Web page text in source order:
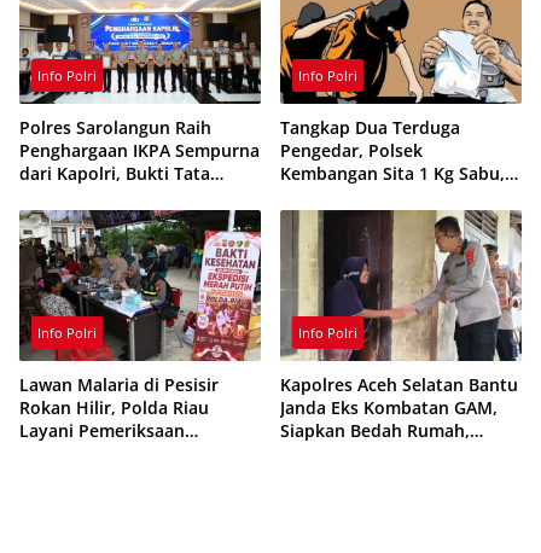
Info Polri
Polres Sarolangun Raih
Penghargaan IKPA Sempurna
dari Kapolri, Bukti Tata
Berintegritas
Info Polri
Tangkap Dua Terduga
Pengedar, Polsek
Kembangan Sita 1 Kg Sabu,
Ribu Butir Obat Keras
Info Polri
Lawan Malaria di Pesisir
Rokan Hilir, Polda Riau
Layani Pemeriksaan
Info Polri
Kapolres Aceh Selatan Bantu
Janda Eks Kombatan GAM,
Siapkan Bedah Rumah,